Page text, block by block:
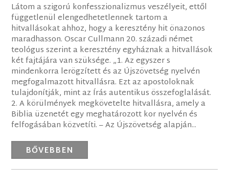
Látom a szigorú konfesszionalizmus veszélyeit, ettől
függetlenül elengedhetetlennek tartom a
hitvallásokat ahhoz, hogy a keresztény hit önazonos
maradhasson. Oscar Cullmann 20. századi német
teológus szerint a keresztény egyháznak a hitvallások
két fajtájára van szüksége. „1. Az egyszer s
mindenkorra lerögzített és az Újszövetség nyelvén
megfogalmazott hitvallásra. Ezt az apostoloknak
tulajdonítják, mint az Írás autentikus összefoglalását.
2. A körülmények megkövetelte hitvallásra, amely a
Biblia üzenetét egy meghatározott kor nyelvén és
felfogásában közvetíti. – Az Újszövetség alapján...
BŐVEBBEN